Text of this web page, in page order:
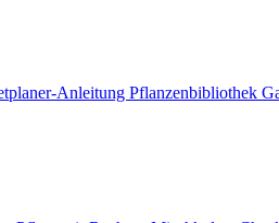
Anleitung Pflanzenbibliothek